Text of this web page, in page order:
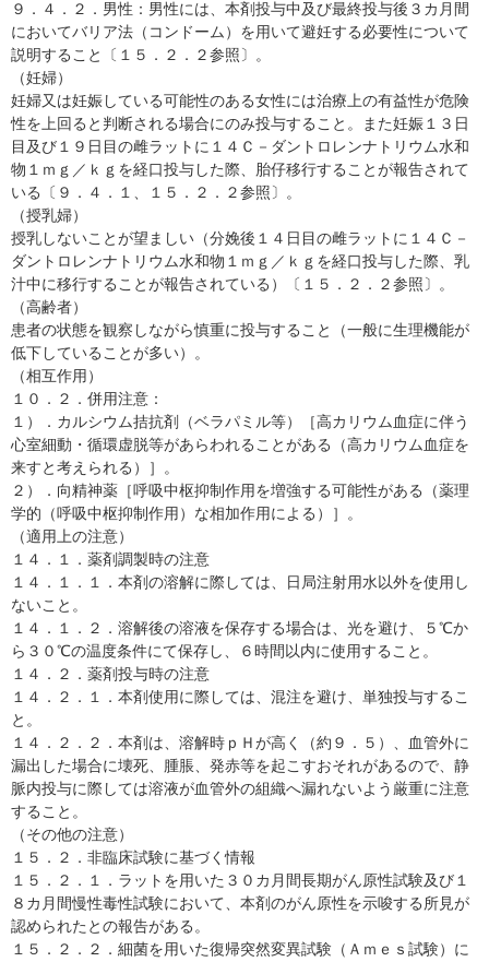
９．４．２．男性：男性には、本剤投与中及び最終投与後３カ月間
においてバリア法（コンドーム）を用いて避妊する必要性について
説明すること〔１５．２．２参照〕。
（妊婦）
妊婦又は妊娠している可能性のある女性には治療上の有益性が危険
性を上回ると判断される場合にのみ投与すること。また妊娠１３日
目及び１９日目の雌ラットに１４Ｃ－ダントロレンナトリウム水和
物１ｍｇ／ｋｇを経口投与した際、胎仔移行することが報告されて
いる〔９．４．１、１５．２．２参照〕。
（授乳婦）
授乳しないことが望ましい（分娩後１４日目の雌ラットに１４Ｃ－
ダントロレンナトリウム水和物１ｍｇ／ｋｇを経口投与した際、乳
汁中に移行することが報告されている）〔１５．２．２参照〕。
（高齢者）
患者の状態を観察しながら慎重に投与すること（一般に生理機能が
低下していることが多い）。
（相互作用）
１０．２．併用注意：
１）．カルシウム拮抗剤（ベラパミル等）［高カリウム血症に伴う
心室細動・循環虚脱等があらわれることがある（高カリウム血症を
来すと考えられる）］。
２）．向精神薬［呼吸中枢抑制作用を増強する可能性がある（薬理
学的（呼吸中枢抑制作用）な相加作用による）］。
（適用上の注意）
１４．１．薬剤調製時の注意
１４．１．１．本剤の溶解に際しては、日局注射用水以外を使用し
ないこと。
１４．１．２．溶解後の溶液を保存する場合は、光を避け、５℃か
ら３０℃の温度条件にて保存し、６時間以内に使用すること。
１４．２．薬剤投与時の注意
１４．２．１．本剤使用に際しては、混注を避け、単独投与するこ
と。
１４．２．２．本剤は、溶解時ｐＨが高く（約９．５）、血管外に
漏出した場合に壊死、腫脹、発赤等を起こすおそれがあるので、静
脈内投与に際しては溶液が血管外の組織へ漏れないよう厳重に注意
すること。
（その他の注意）
１５．２．非臨床試験に基づく情報
１５．２．１．ラットを用いた３０カ月間長期がん原性試験及び１
８カ月間慢性毒性試験において、本剤のがん原性を示唆する所見が
認められたとの報告がある。
１５．２．２．細菌を用いた復帰突然変異試験（Ａｍｅｓ試験）に